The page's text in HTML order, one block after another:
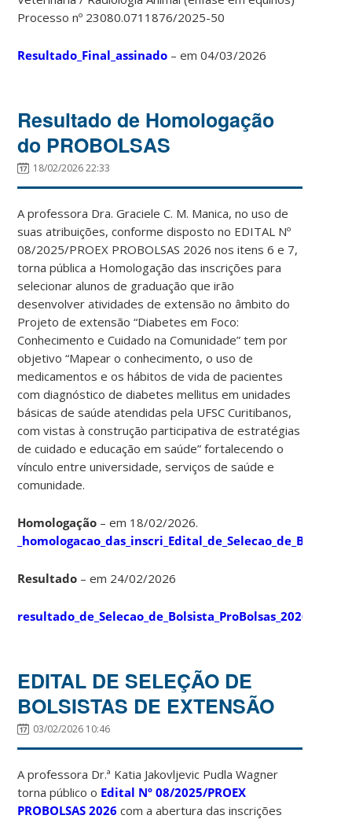
Processo nº 23080.0711876/2025-50
Resultado_Final_assinado – em 04/03/2026
Resultado de Homologação
do PROBOLSAS
18/02/2026 22:33
A professora Dra. Graciele C. M. Manica, no uso de
suas atribuições, conforme disposto no EDITAL Nº
08/2025/PROEX PROBOLSAS 2026 nos itens 6 e 7,
torna pública a Homologação das inscrições para
selecionar alunos de graduação que irão
desenvolver atividades de extensão no âmbito do
Projeto de extensão “Diabetes em Foco:
Conhecimento e Cuidado na Comunidade” tem por
objetivo “Mapear o conhecimento, o uso de
medicamentos e os hábitos de vida de pacientes
com diagnóstico de diabetes mellitus em unidades
básicas de saúde atendidas pela UFSC Curitibanos,
com vistas à construção participativa de estratégias
de cuidado e educação em saúde” fortalecendo o
vínculo entre universidade, serviços de saúde e
comunidade.
Homologação – em 18/02/2026.
Resultado – em 24/02/2026
EDITAL DE SELEÇÃO DE
BOLSISTAS DE EXTENSÃO
03/02/2026 10:46
A professora Dr.ª Katia Jakovljevic Pudla Wagner
torna público o Edital Nº 08/2025/PROEX
PROBOLSAS 2026 com a abertura das inscrições